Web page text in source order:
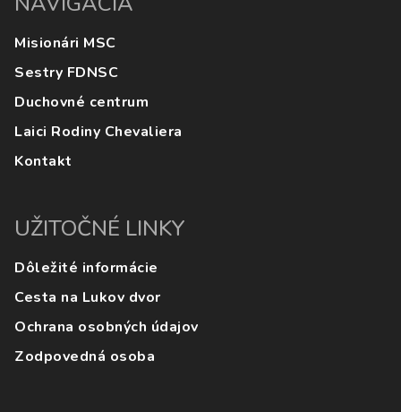
Misionári MSC
Sestry FDNSC
Duchovné centrum
Laici Rodiny Chevaliera
Kontakt
UŽITOČNÉ LINKY
Dôležité informácie
Cesta na Lukov dvor
Ochrana osobných údajov
Zodpovedná osoba